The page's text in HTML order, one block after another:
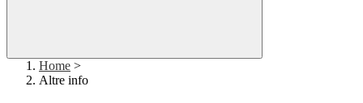
Home >
Altre info